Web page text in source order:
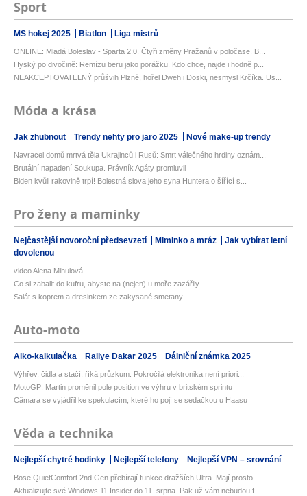
Sport
MS hokej 2025 Biatlon Liga mistrů
ONLINE: Mladá Boleslav - Sparta 2:0. Čtyři změny Pražanů v poločase. B...
Hyský po divočině: Remízu beru jako porážku. Kdo chce, najde i hodně p...
NEAKCEPTOVATELNÝ průšvih Plzně, hořel Dweh i Doski, nesmysl Krčíka. Us...
Móda a krása
Jak zhubnout Trendy nehty pro jaro 2025 Nové make-up trendy
Navracel domů mrtvá těla Ukrajinců i Rusů: Smrt válečného hrdiny oznám...
Brutální napadení Soukupa. Právník Agáty promluvil
Biden kvůli rakovině trpí! Bolestná slova jeho syna Huntera o šířící s...
Pro ženy a maminky
Nejčastější novoroční předsevzetí Miminko a mráz
Jak vybírat letní
dovolenou
video Alena Mihulová
Co si zabalit do kufru, abyste na (nejen) u moře zazářily...
Salát s koprem a dresinkem ze zakysané smetany
Auto-moto
Alko-kalkulačka Rallye Dakar 2025 Dálniční známka 2025
Výhřev, čidla a stačí, říká průzkum. Pokročilá elektronika není priori...
MotoGP: Martin proměnil pole position ve výhru v britském sprintu
Câmara se vyjádřil ke spekulacím, které ho pojí se sedačkou u Haasu
Věda a technika
Nejlepší chytré hodinky Nejlepší telefony Nejlepší VPN – srovnání
Bose QuietComfort 2nd Gen přebírají funkce dražších Ultra. Mají prosto...
Aktualizujte své Windows 11 Insider do 11. srpna. Pak už vám nebudou f...